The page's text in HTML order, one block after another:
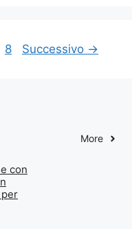
Pagina
8 Successivo →
More
con